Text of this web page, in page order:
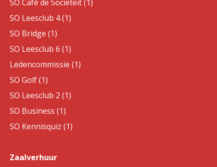
SO Café de Sociëteit (1)
SO Leesclub 4 (1)
SO Bridge (1)
SO Leesclub 6 (1)
Ledencommissie (1)
SO Golf (1)
SO Leesclub 2 (1)
SO Business (1)
SO Kennisquiz (1)
Zaalverhuur